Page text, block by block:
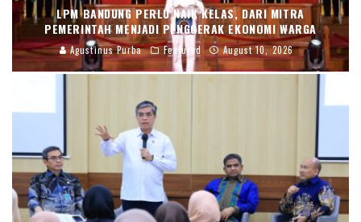
LPM BANDUNG PERLU NAIK KELAS, DARI MITRA
PEMERINTAH MENJADI PENGGERAK EKONOMI WARGA
Agustinus Purba Featured August 10, 2026